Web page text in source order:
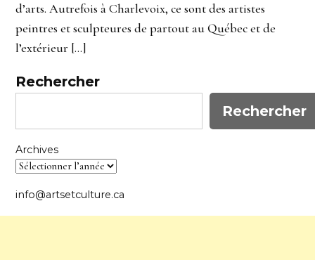
d’arts. Autrefois à Charlevoix, ce sont des artistes
peintres et sculpteures de partout au Québec et de
l’extérieur […]
Rechercher
Rechercher
Archives
info@artsetculture.ca